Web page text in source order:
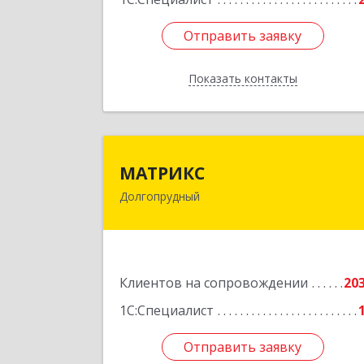
Отправить заявку
Показать контакты
Отправить заявку
Назад
МАТРИКС
Долгопрудный
Клиентов на сопровождении
1С:Специалист
1
Отправить заявку
Отправить заявку